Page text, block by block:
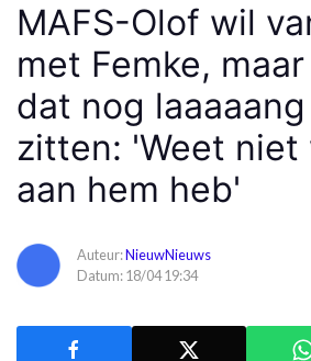
MAFS-Olof wil
met Femke,
dat nog
zitten: 'Weet niet
aan hem heb'
Auteur:NieuwNieuws
Datum: 18/04 19:34